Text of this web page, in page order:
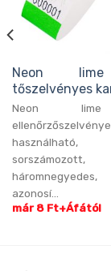
Neon
tőszelvényes
Neon
azonosí...
már 8 Ft+Áfától